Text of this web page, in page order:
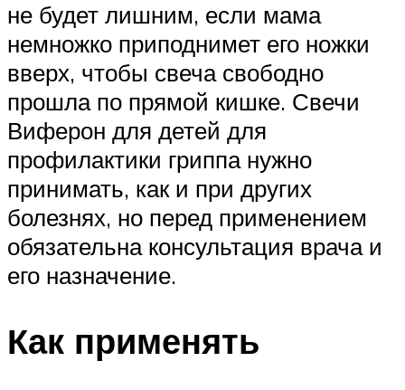
не будет лишним, если мама
немножко приподнимет его ножки
вверх, чтобы свеча свободно
прошла по прямой кишке. Свечи
Виферон для детей для
профилактики гриппа нужно
принимать, как и при других
болезнях, но перед применением
обязательна консультация врача и
его назначение.
Как применять